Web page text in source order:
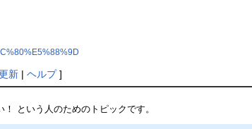
新| ヘルプ]
という人のためのトピックです。